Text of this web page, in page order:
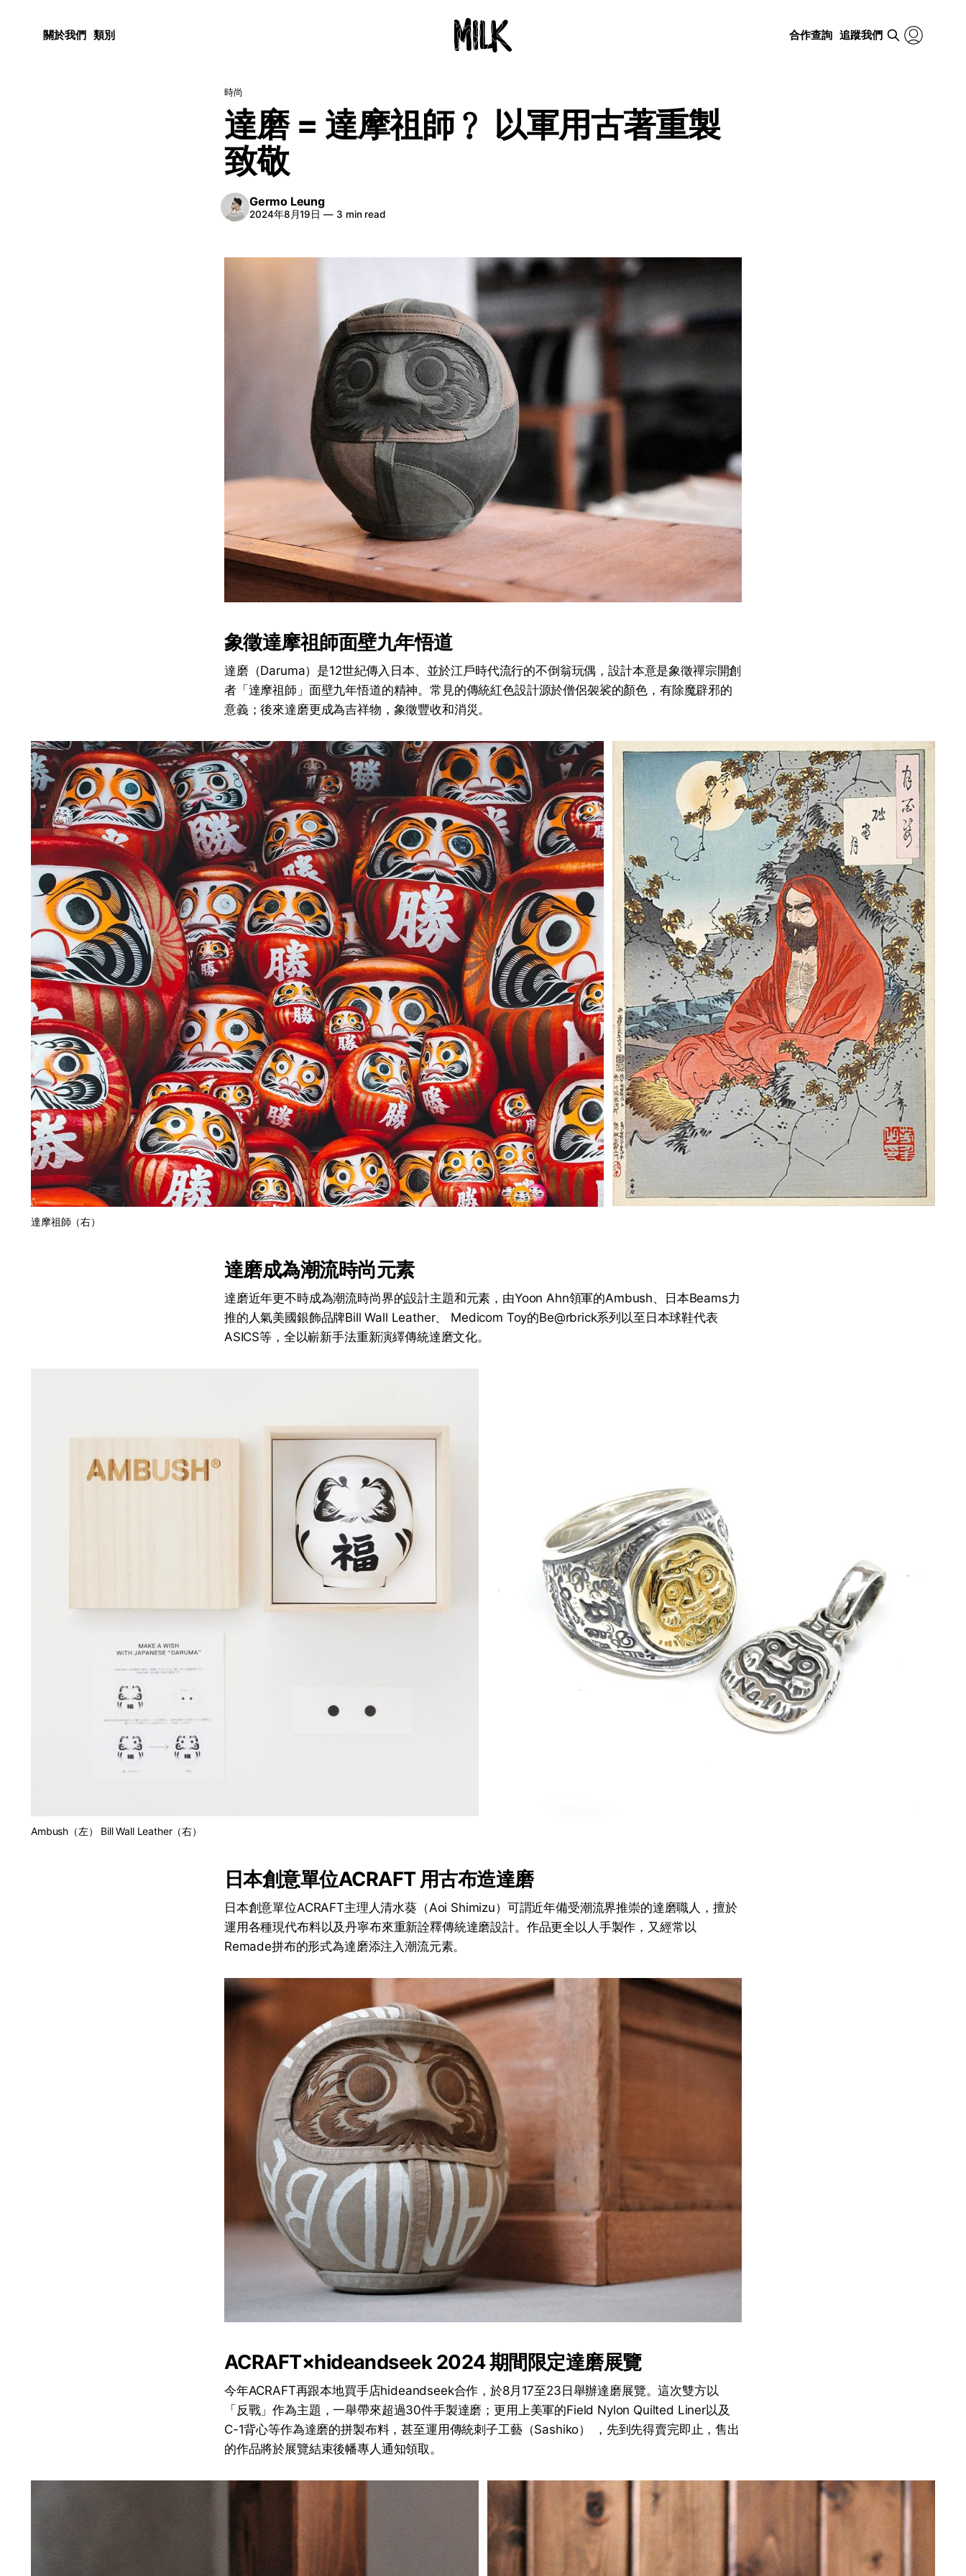
關於我們 類別 合作查詢 追蹤我們
時尚
達磨 = 達摩祖師﹖ 以軍用古著重製
致敬
Germo Leung
2024年8月19日 — 3 min read
象徵達摩祖師面壁九年悟道
達磨（Daruma）是12世紀傳入日本、並於江戶時代流行的不倒翁玩偶，設計本意是象徵禪宗開創
者「達摩祖師」面壁九年悟道的精神。常見的傳統紅色設計源於僧侶袈裟的顏色，有除魔辟邪的
意義；後來達磨更成為吉祥物，象徵豐收和消災。
達摩祖師（右）
達磨成為潮流時尚元素
達磨近年更不時成為潮流時尚界的設計主題和元素，由Yoon Ahn領軍的Ambush、日本Beams力
推的人氣美國銀飾品牌Bill Wall Leather、 Medicom Toy的Be@rbrick系列以至日本球鞋代表
ASICS等，全以嶄新手法重新演繹傳統達磨文化。
Ambush（左） Bill Wall Leather（右）
日本創意單位ACRAFT 用古布造達磨
日本創意單位ACRAFT主理人清水葵（Aoi Shimizu）可謂近年備受潮流界推崇的達磨職人，擅於
運用各種現代布料以及丹寧布來重新詮釋傳統達磨設計。作品更全以人手製作，又經常以
Remade拼布的形式為達磨添注入潮流元素。
ACRAFT×hideandseek 2024 期間限定達磨展覽
今年ACRAFT再跟本地買手店hideandseek合作，於8月17至23日舉辦達磨展覽。這次雙方以
「反戰」作為主題，一舉帶來超過30件手製達磨；更用上美軍的Field Nylon Quilted Liner以及
C-1背心等作為達磨的拼製布料，甚至運用傳統刺子工藝（Sashiko） ，先到先得賣完即止，售出
的作品將於展覽結束後幡專人通知領取。